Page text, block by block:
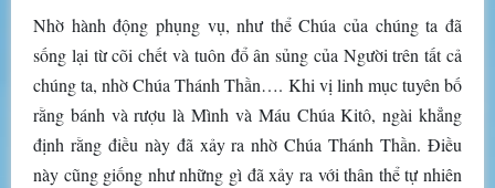
Nhờ hành động phụng vụ, như thể Chúa của chúng ta đã
sống lại từ cõi chết và tuôn đổ ân sủng của Người trên tất cả
chúng ta, nhờ Chúa Thánh Thần…. Khi vị linh mục tuyên bố
rằng bánh và rượu là Mình và Máu Chúa Kitô, ngài khẳng
định rằng điều này đã xảy ra nhờ Chúa Thánh Thần. Điều
này cũng giống như những gì đã xảy ra với thân thể tự nhiên